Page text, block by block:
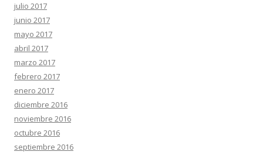
julio 2017
junio 2017
mayo 2017
abril 2017
marzo 2017
febrero 2017
enero 2017
diciembre 2016
noviembre 2016
octubre 2016
septiembre 2016